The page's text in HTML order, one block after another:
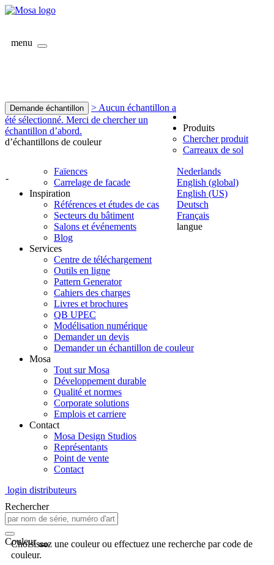
menu
Demande échantillon
> Aucun échantillon a
été sélectionné. Merci de chercher un
échantillon d’abord.
d’échantillons de couleur
-
Nederlands
English (global)
English (US)
Deutsch
Français
langue
Produits
Chercher produit
Carreaux de sol
Faïences
Carrelage de facade
Inspiration
Références et études de cas
Secteurs du bâtiment
Salons et événements
Blog
Services
Centre de téléchargement
Outils en ligne
Pattern Generator
Cahiers des charges
Livres et brochures
QB UPEC
Modélisation numérique
Demander un devis
Demander un échantillon de couleur
Mosa
Tout sur Mosa
Développement durable
Qualité et normes
Corporate solutions
Emplois et carriere
Contact
Mosa Design Studios
Représentants
Point de vente
Contact
login distributeurs
Rechercher
Couleur
Choisissez une couleur ou effectuez une recherche par code de
couleur.